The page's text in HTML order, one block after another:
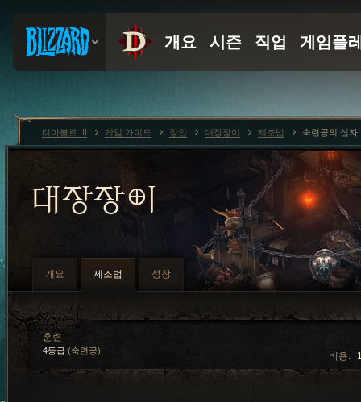
대장장이
개요 제조법 성장
비용:
훈련
4등급 (숙련공)
디아블로 III 게임 가이드 장인 대장장이 제조법 숙련공의 십자